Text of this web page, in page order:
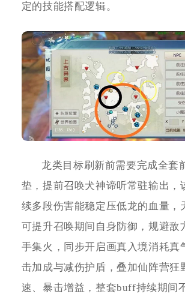
定的技能搭配逻辑。
龙类目标刷新前需要完成全套
垫，提前召唤犬神谛听常驻输出，
续多段伤害能稳定压低龙的血量，
可提升召唤期间自身防御，规避敌
手集火，同步开启画真入境消耗真
击加成与减伤护盾，叠加仙阵营狂
速、暴击增益，整套buff持续期间